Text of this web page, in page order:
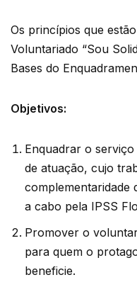
Os princípios que
Voluntariado “Sou
Bases do
Objetivos:
Enquadrar o
de atuação, cujo
complementaridade
a cabo pela IPSS
Promover o
para quem o
beneficie.